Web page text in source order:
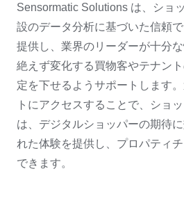
Sensormatic Solutions は、ショ
設のデータ分析に基づいた信頼
提供し、業界のリーダーが十分な
絶えず変化する買物客やテナン
定を下せるようサポートします
トにアクセスすることで、ショ
は、デジタルショッパーの期待
れた体験を提供し、プロパティ
できます。